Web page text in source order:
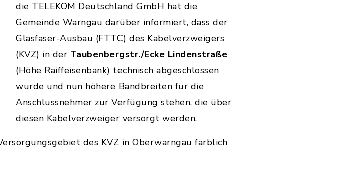
die TELEKOM Deutschland GmbH hat die
Gemeinde Warngau darüber informiert, dass der
Glasfaser-Ausbau (FTTC) des Kabelverzweigers
(KVZ) in der Taubenbergstr./Ecke Lindenstraße
(Höhe Raiffeisenbank) technisch abgeschlossen
wurde und nun höhere Bandbreiten für die
Anschlussnehmer zur Verfügung stehen, die über
diesen Kabelverzweiger versorgt werden.
des KVZ in Oberwarngau farblich